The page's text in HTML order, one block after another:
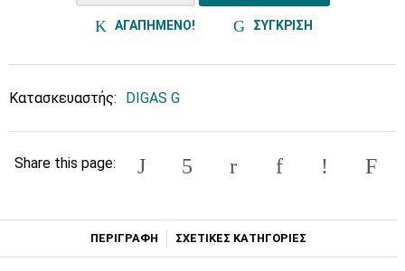
ΑΓΑΠΗΜΕΝΟ! ΣΥΓΚΡΙΣΗ
Κατασκευαστής: DIGAS G
Share this page:
ΠΕΡΙΓΡΑΦΗ ΣΧΕΤΙΚΕΣ ΚΑΤΗΓΟΡΙΕΣ